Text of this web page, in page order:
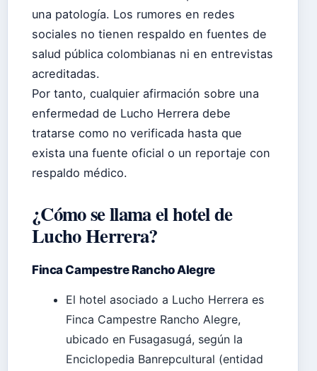
una patología. Los rumores en redes
sociales no tienen respaldo en fuentes de
salud pública colombianas ni en entrevistas
acreditadas.
Por tanto, cualquier afirmación sobre una
enfermedad de Lucho Herrera debe
tratarse como no verificada hasta que
exista una fuente oficial o un reportaje con
respaldo médico.
¿Cómo se llama el hotel de
Lucho Herrera?
Finca Campestre Rancho Alegre
El hotel asociado a Lucho Herrera es
Finca Campestre Rancho Alegre,
ubicado en Fusagasugá, según la
Enciclopedia Banrepcultural (entidad